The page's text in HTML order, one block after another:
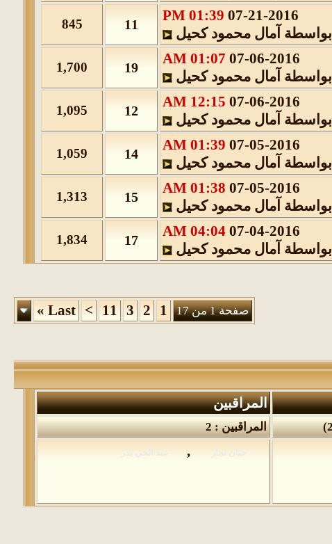
07-21-2016
01:39 PM
بواسطة آمال محمود كحيل
11
845
07-06-2016
01:07 AM
بواسطة آمال محمود كحيل
19
1,700
07-06-2016
12:15 AM
بواسطة آمال محمود كحيل
12
1,095
07-05-2016
01:39 AM
بواسطة آمال محمود كحيل
14
1,059
07-05-2016
01:38 AM
بواسطة آمال محمود كحيل
15
1,313
07-04-2016
04:04 AM
بواسطة آمال محمود كحيل
17
1,834
صفحة 1 من 17 1
2
3
11
>
Last
»
المراقبين
المراقبين : 2
,